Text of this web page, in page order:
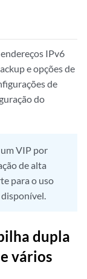
IPv6
e opções de
de
do
VIP por
de alta
para o uso
dupla
vários